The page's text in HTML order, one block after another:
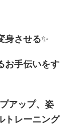
身させる✨
お手伝いをす
プアップ、姿
トレーニング